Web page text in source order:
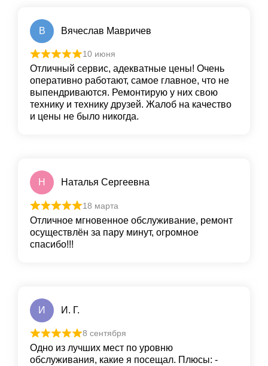
В Вячеслав Мавричев
10 июня
Отличный сервис, адекватные цены! Очень
оперативно работают, самое главное, что не
выпендриваются. Ремонтирую у них свою
технику и технику друзей. Жалоб на качество
и цены не было никогда.
Н Наталья Сергеевна
18 марта
Отличное мгновенное обслуживание, ремонт
осуществлён за пару минут, огромное
спасибо!!!
И И. Г.
8 сентября
Одно из лучших мест по уровню
обслуживания, какие я посещал. Плюсы: -